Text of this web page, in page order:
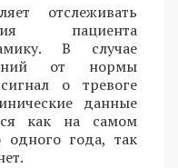
отслеживать
пациента
В случае
от нормы
о тревоге
данные
как на самом
одного года, так